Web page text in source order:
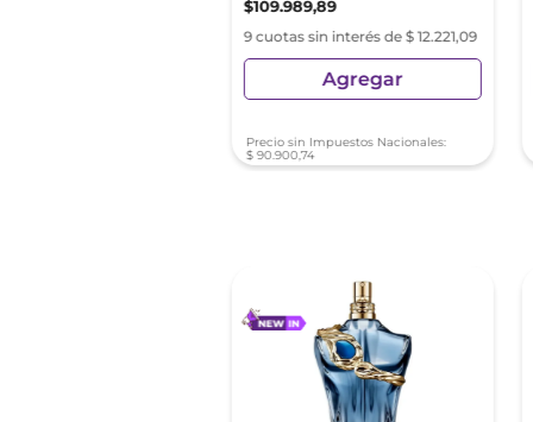
$109.989,89
9 cuotas sin interés de $ 12.221,09
Agregar
Precio sin Impuestos Nacionales:
$ 90.900,74